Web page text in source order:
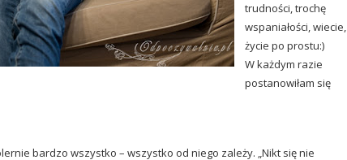
trudności, trochę
wspaniałości, wiecie,
życie po prostu:)
W każdym razie
postanowiłam się
bardzo wszystko – wszystko od niego zależy. „Nikt się nie